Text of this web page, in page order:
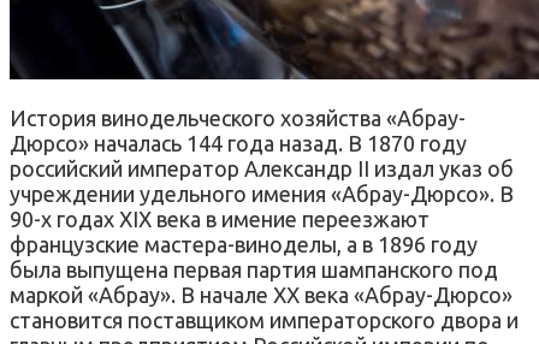
История винодельческого хозяйства «Абрау-
Дюрсо» началась 144 года назад. В 1870 году
российский император Александр II издал указ об
учреждении удельного имения «Абрау-Дюрсо». В
90-х годах XIX века в имение переезжают
французские мастера-виноделы, а в 1896 году
была выпущена первая партия шампанского под
маркой «Абрау». В начале XX века «Абрау-Дюрсо»
становится поставщиком императорского двора и